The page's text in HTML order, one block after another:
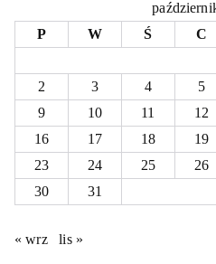
P
W Ś C
2
3 4 5
9
10 11 12
16
17 18 19
23
24 25 26
30
31
« wrz lis »